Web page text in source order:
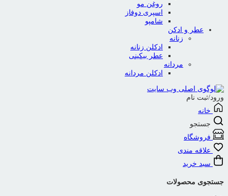
روغن مو
اسپری دوفاز
شامپو
عطر و ادکن
زنانه
ادکلن زنانه
عطر بیکینی
مردانه
ادکلن مردانه
ورود/ثبت نام
خانه
جستجو
فروشگاه
علاقه مندی
سبد خرید
جستجوی محصولات